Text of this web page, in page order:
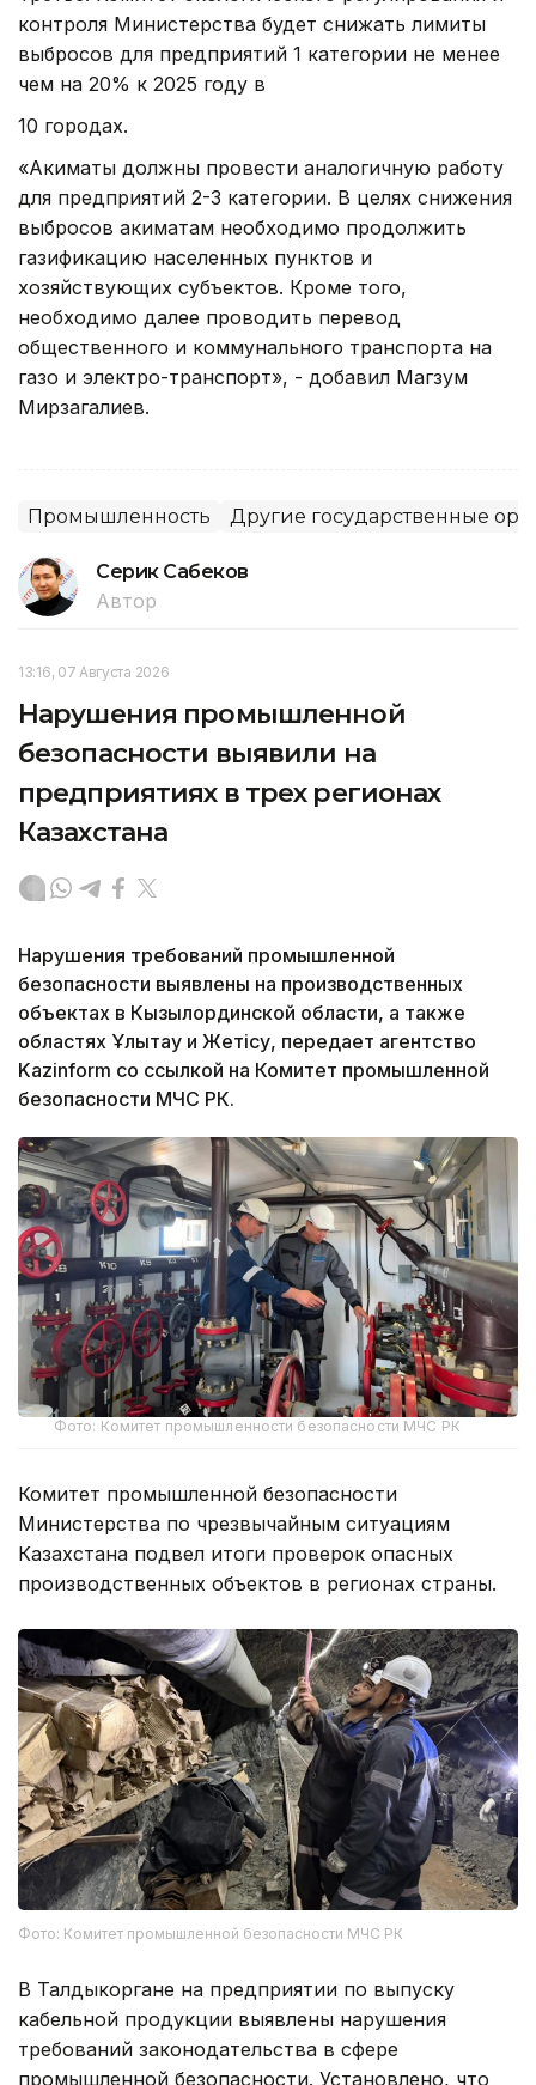
контроля Министерства будет снижать лимиты
выбросов для предприятий 1 категории не менее
чем на 20% к 2025 году в
10 городах.
«Акиматы должны провести аналогичную работу
для предприятий 2-3 категории. В целях снижения
выбросов акиматам необходимо продолжить
газификацию населенных пунктов и
хозяйствующих субъектов. Кроме того,
необходимо далее проводить перевод
общественного и коммунального транспорта на
газо и электро-транспорт», - добавил Магзум
Мирзагалиев.
Промышленность Другие государственные
Серик Сабеков
Автор
13:16, 07 Августа 2026
Нарушения промышленной
безопасности выявили на
предприятиях в трех регионах
Казахстана
Нарушения требований промышленной
безопасности выявлены на производственных
объектах в Кызылординской области, а также
областях Ұлытау и Жетісу, передает агентство
Kazinform со ссылкой на Комитет промышленной
безопасности МЧС РК.
Фото: Комитет промышленности безопасности МЧС РК
Комитет промышленной безопасности
Министерства по чрезвычайным ситуациям
Казахстана подвел итоги проверок опасных
производственных объектов в регионах страны.
Фото: Комитет промышленной безопасности МЧС РК
В Талдыкоргане на предприятии по выпуску
кабельной продукции выявлены нарушения
требований законодательства в сфере
промышленной безопасности. Установлено, что